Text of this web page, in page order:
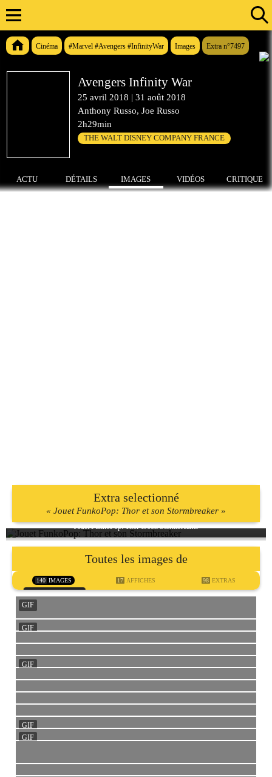
Cinéma #Marvel #Avengers #InfinityWar Images Extra n°7497
Avengers Infinity War
25 avril 2018 | 31 août 2018
Anthony Russo, Joe Russo
2h29min
THE WALT DISNEY COMPANY FRANCE
ACTU DÉTAILS IMAGES VIDÉOS CRITIQUE
Extra selectionné
« Jouet FunkoPop: Thor et son Stormbreaker »
Jouet FunkoPop: Thor et son Stormbreaker
Toutes les images de
140 IMAGES 17 AFFICHES 98 EXTRAS